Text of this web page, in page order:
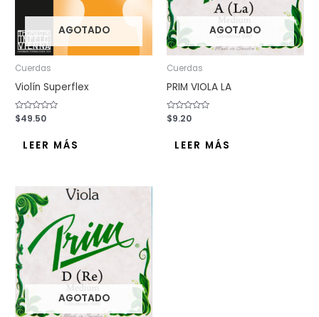
AGOTADO
Cuerdas
Violín Superflex
Valorado
con
$49.50
LEER MÁS
AGOTADO
Cuerdas
PRIM VIOLA LA
Valorado
con
$9.20
LEER MÁS
AGOTADO